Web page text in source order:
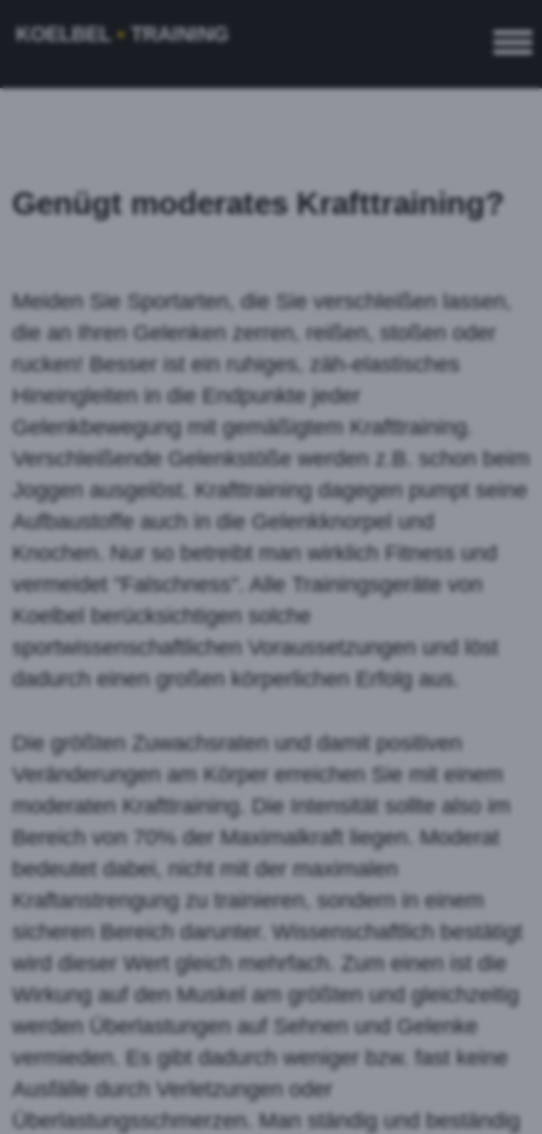
KOELBEL • TRAINING
Genügt moderates Krafttraining?
Meiden Sie Sportarten, die Sie verschleißen lassen,
die an Ihren Gelenken zerren, reißen, stoßen oder
rucken! Besser ist ein ruhiges, zäh-elastisches
Hineingleiten in die Endpunkte jeder
Gelenkbewegung mit gemäßigtem Krafttraining.
Verschleißende Gelenkstöße werden z.B. schon beim
Joggen ausgelöst. Krafttraining dagegen pumpt seine
Aufbaustoffe auch in die Gelenkknorpel und
Knochen. Nur so betreibt man wirklich Fitness und
vermeidet "Falschness". Alle Trainingsgeräte von
Koelbel berücksichtigen solche
sportwissenschaftlichen Voraussetzungen und löst
dadurch einen großen körperlichen Erfolg aus.
Die größten Zuwachsraten und damit positiven
Veränderungen am Körper erreichen Sie mit einem
moderaten Krafttraining. Die Intensität sollte also im
Bereich von 70% der Maximalkraft liegen. Moderat
bedeutet dabei, nicht mit der maximalen
Kraftanstrengung zu trainieren, sondern in einem
sicheren Bereich darunter. Wissenschaftlich bestätigt
wird dieser Wert gleich mehrfach. Zum einen ist die
Wirkung auf den Muskel am größten und gleichzeitig
werden Überlastungen auf Sehnen und Gelenke
vermieden. Es gibt dadurch weniger bzw. fast keine
Ausfälle durch Verletzungen oder
Überlastungsschmerzen. Man ständig und beständig